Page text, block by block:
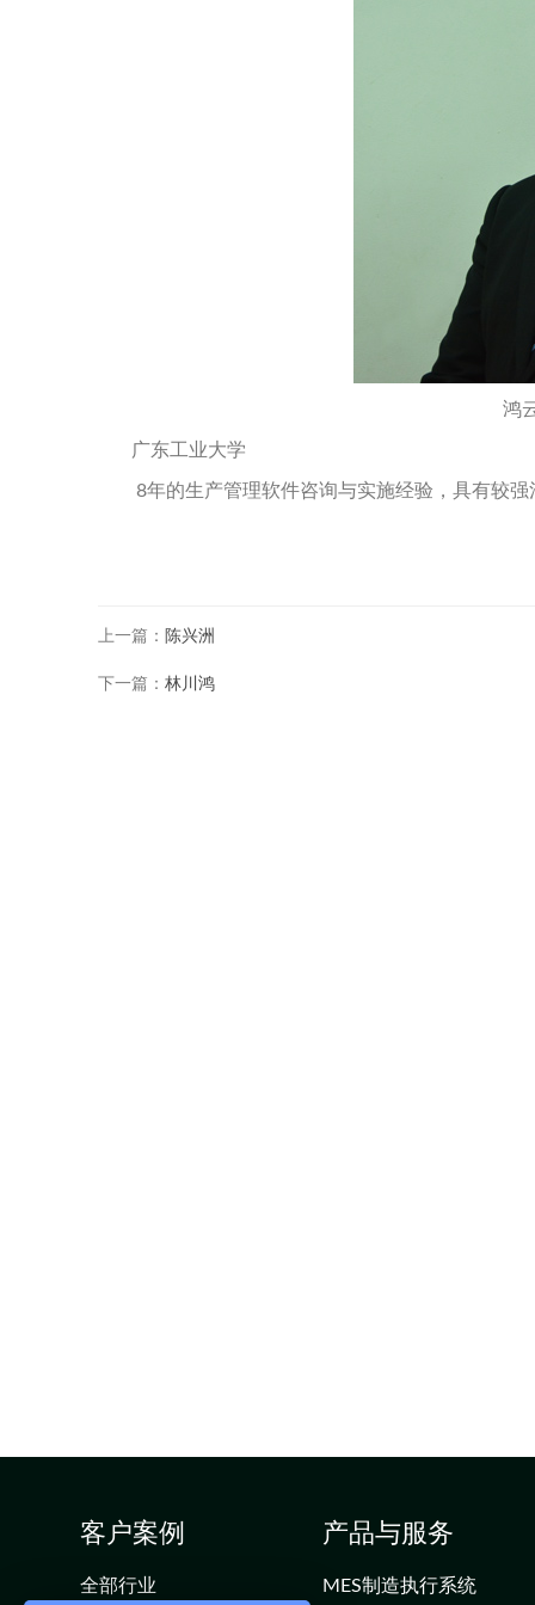
鸿
广东工业大学
8年的生产管理软件咨询与实施经验，具有较强
上一篇： 陈兴洲
下一篇：林川鸿
客户案例
全部行业
产品与服务
MES制造执行系统